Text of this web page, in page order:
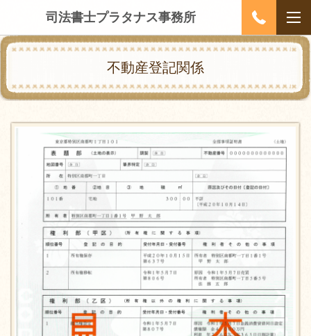
司法書士プラタナス事務所
不動産登記関係